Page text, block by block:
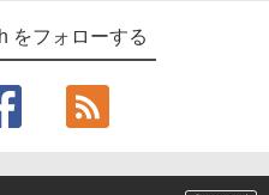
をフォローする